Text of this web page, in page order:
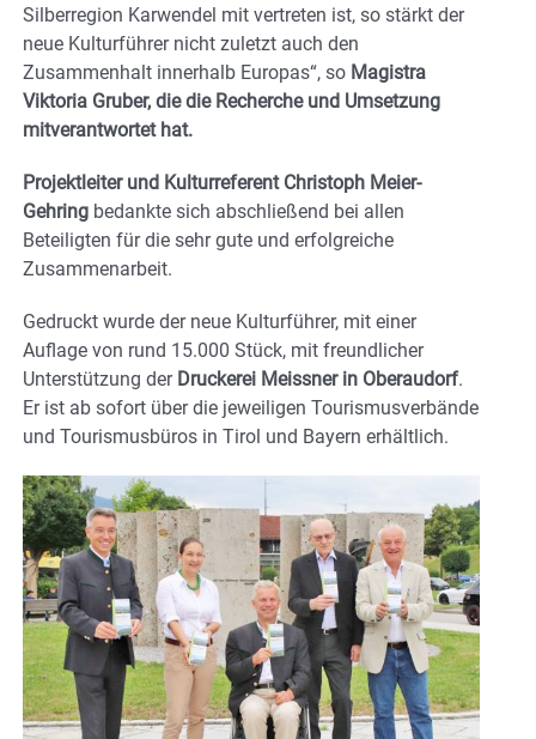
Silberregion Karwendel mit vertreten ist, so stärkt der
neue Kulturführer nicht zuletzt auch den
Zusammenhalt innerhalb Europas“, so Magistra
Viktoria Gruber, die die Recherche und Umsetzung
mitverantwortet hat.
Projektleiter und Kulturreferent Christoph Meier-
Gehring bedankte sich abschließend bei allen
Beteiligten für die sehr gute und erfolgreiche
Zusammenarbeit.
Gedruckt wurde der neue Kulturführer, mit einer
Auflage von rund 15.000 Stück, mit freundlicher
Unterstützung der Druckerei Meissner in Oberaudorf.
Er ist ab sofort über die jeweiligen Tourismusverbände
und Tourismusbüros in Tirol und Bayern erhältlich.